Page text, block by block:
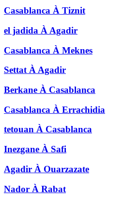
Casablanca À Tiznit
el jadida À Agadir
Casablanca À Meknes
Settat ÀAgadir
Berkane À Casablanca
Casablanca À Errachidia
tetouan À Casablanca
Inezgane À Safi
Agadir À Ouarzazate
Nador À Rabat